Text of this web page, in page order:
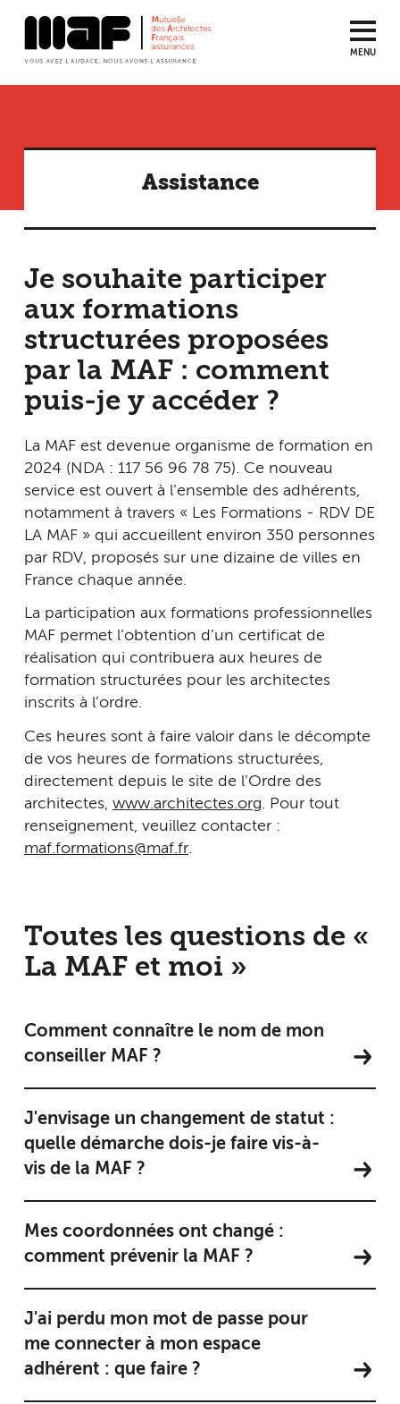
MENU
Assistance
Je souhaite participer
aux formations
structurées proposées
par la MAF : comment
puis-je y accéder ?
La MAF est devenue organisme de formation en
2024 (NDA : 117 56 96 78 75). Ce nouveau
service est ouvert à l’ensemble des adhérents,
notamment à travers « Les Formations - RDV DE
LA MAF » qui accueillent environ 350 personnes
par RDV, proposés sur une dizaine de villes en
France chaque année.
La participation aux formations professionnelles
MAF permet l’obtention d’un certificat de
réalisation qui contribuera aux heures de
formation structurées pour les architectes
inscrits à l’ordre.
Ces heures sont à faire valoir dans le décompte
de vos heures de formations structurées,
directement depuis le site de l’Ordre des
architectes, www.architectes.org. Pour tout
renseignement, veuillez contacter :
maf.formations@maf.fr.
Toutes les questions de «
La MAF et moi »
Comment connaître le nom de mon
conseiller MAF ?
J'envisage un changement de statut :
quelle démarche dois-je faire vis-à-
vis de la MAF ?
Mes coordonnées ont changé :
comment prévenir la MAF ?
J'ai perdu mon mot de passe pour
me connecter à mon espace
adhérent : que faire ?